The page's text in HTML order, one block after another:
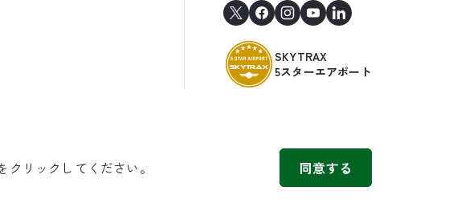
SKYTRAX
5スターエアポート
リックしてください。
同意する